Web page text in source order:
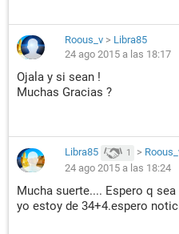
Roous_v > Libra85
24 ago 2015 a las 18:17
Ojala y si sean !
Muchas Gracias ?
Libra85 1 >
24 ago 2015 a las 18:24
Mucha suerte.... Espero q
yo estoy de 34+4.espero